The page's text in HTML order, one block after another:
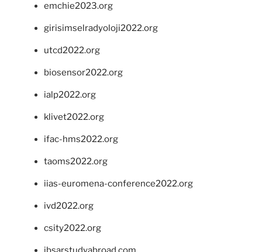
emchie2023.org
girisimselradyoloji2022.org
utcd2022.org
biosensor2022.org
ialp2022.org
klivet2022.org
ifac-hms2022.org
taoms2022.org
iias-euromena-conference2022.org
ivd2022.org
csity2022.org